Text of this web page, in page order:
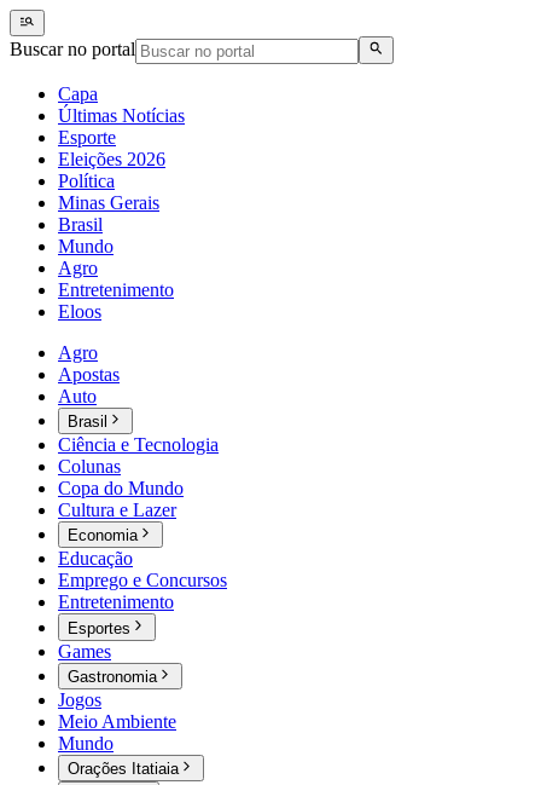
Buscar no portal
Capa
Últimas Notícias
Esporte
Eleições 2026
Política
Minas Gerais
Brasil
Mundo
Agro
Entretenimento
Eloos
Agro
Apostas
Auto
Brasil
Ciência e Tecnologia
Colunas
Copa do Mundo
Cultura e Lazer
Economia
Educação
Emprego e Concursos
Entretenimento
Esportes
Games
Gastronomia
Jogos
Meio Ambiente
Mundo
Orações Itatiaia